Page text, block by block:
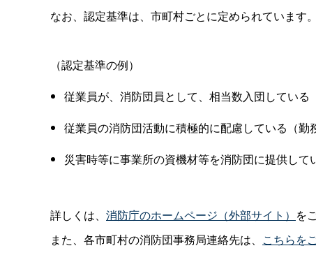
なお、認定基準は、市町村ごとに定められています。
（認定基準の例）
従業員が、消防団員として、相当数入団している
従業員の消防団活動に積極的に配慮している（勤
災害時等に事業所の資機材等を消防団に提供して
詳しくは、 消防庁のホームページ（外部サイト） を
また、各市町村の消防団事務局連絡先は、 こちらを